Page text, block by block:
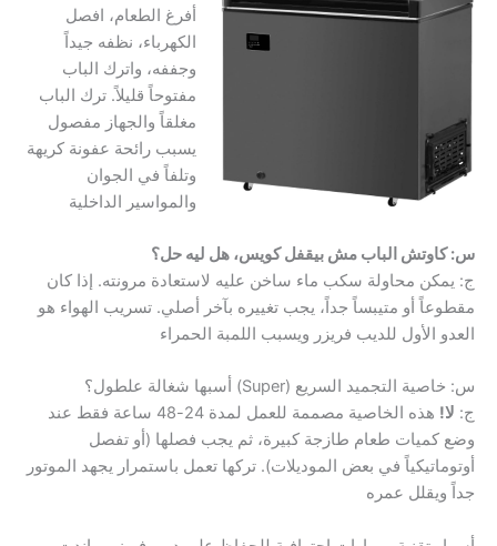
أفرغ الطعام، افصل
الكهرباء، نظفه جيداً
وجففه، واترك الباب
مفتوحاً قليلاً. ترك الباب
مغلقاً والجهاز مفصول
يسبب رائحة عفونة كريهة
وتلفاً في الجوان
والمواسير الداخلية
س: كاوتش الباب مش بيقفل كويس، هل ليه حل؟
ج: يمكن محاولة سكب ماء ساخن عليه لاستعادة مرونته. إذا كان
مقطوعاً أو متيبساً جداً، يجب تغييره بآخر أصلي. تسريب الهواء هو
العدو الأول للديب فريزر ويسبب اللمبة الحمراء
س: خاصية التجميد السريع (Super) أسبها شغالة علطول؟
ج: لا!
هذه الخاصية مصممة للعمل لمدة 24-48 ساعة فقط عند
وضع كميات طعام طازجة كبيرة، ثم يجب فصلها (أو تفصل
أوتوماتيكياً في بعض الموديلات). تركها تعمل باستمرار يجهد الموتور
جداً ويقلل عمره